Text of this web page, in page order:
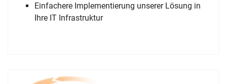
Einfachere Implementierung unserer Lösung in
Ihre IT Infrastruktur